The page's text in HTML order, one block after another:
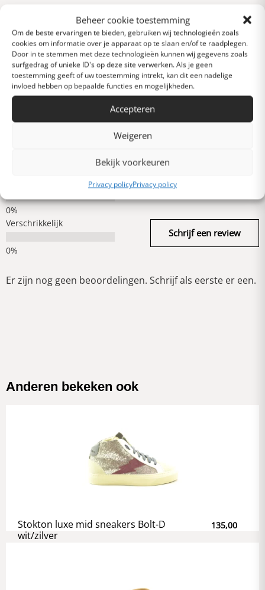
Beheer cookie toestemming
Om de beste ervaringen te bieden, gebruiken wij technologieën zoals
cookies om informatie over je apparaat op te slaan en/of te raadplegen.
Door in te stemmen met deze technologieën kunnen wij gegevens zoals
surfgedrag of unieke ID's op deze site verwerken. Als je geen
toestemming geeft of uw toestemming intrekt, kan dit een nadelige
invloed hebben op bepaalde functies en mogelijkheden.
Accepteren
Weigeren
Bekijk voorkeuren
Privacy policyPrivacy policy
0 van 5 sterren (op
basis van 0 reviews)
Uitstekend
Heel goed
Verschrikkelijk
Schrijf een review
Er zijn nog geen beoordelingen. Schrijf als eerste er een.
Anderen bekeken ook
Stokton luxe mid sneakers Bolt-D
wit/zilver
135,00